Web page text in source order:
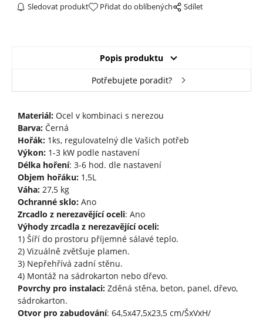
Sledovat produkt Přidat do oblíbených Sdílet
Popis produktu
Potřebujete poradit?
Materiál:Ocel v kombinaci s nerezou
Barva:Černá
Hořák:1ks, regulovatelný dle Vašich potřeb
Výkon:1-3 kW podle nastavení
Délka hoření: 3-6 hod. dle nastavení
Objem hořáku:1,5L
Váha:27,5 kg
Ochranné sklo:Ano
Zrcadlo z nerezavějící oceli: Ano
Výhody zrcadla z nerezavějící oceli:
1) Šíří do prostoru příjemné sálavé teplo.
2) Vizuálně zvětšuje plamen.
3) Nepřehřívá zadní stěnu.
4) Montáž na sádrokarton nebo dřevo.
Povrchy pro instalaci:Zděná stěna, beton, panel, dřevo,
sádrokarton.
Otvor pro zabudování: 64,5x47,5x23,5 cm/ŠxVxH/